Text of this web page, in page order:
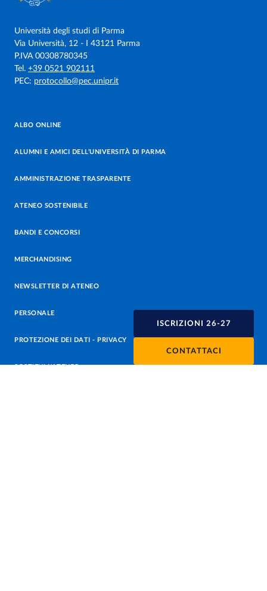
ISCRIZIONI 26-27
CONTATTACI
Università degli studi di Parma
Via Università, 12 - I 43121 Parma
P.IVA 00308780345
Tel. +39 0521 902111
PEC: protocollo@pec.unipr.it
ALBO ONLINE
ALUMNI E AMICI DELL’UNIVERSITÀ DI PARMA
AMMINISTRAZIONE TRASPARENTE
ATENEO SOSTENIBILE
BANDI E CONCORSI
MERCHANDISING
NEWSLETTER DI ATENEO
PERSONALE
PROTEZIONE DEI DATI - PRIVACY
SOSTIENI L'ATENEO